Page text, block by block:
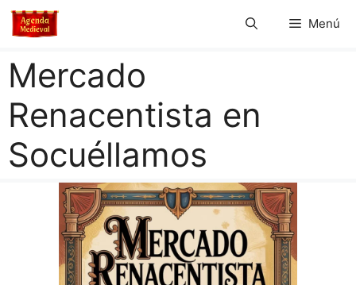
Saltar
Menú
Mercado
Renacentista en
Socuéllamos